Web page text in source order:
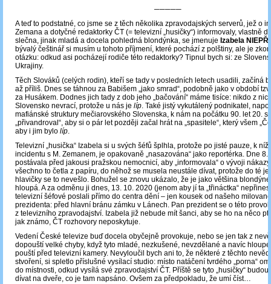
─────
A teď to podstatné, co jsme se z těch několika zpravodajských serverů, jež o
Zemana a dotyčné redaktorky ČT (= televizní „husičky“) informovaly, vlastně
slečna, jinak mladá a docela pohledná blondýnka, se jmenuje Izabela
bývalý češtinář si musím u tohoto příjmení, které pochází z polštiny, ale je
otázku: odkud asi pocházejí rodiče této redaktorky? Tipnul bych si: ze
Ukrajiny.
Těch Slováků (celých rodin), kteří se tady v posledních letech usadili, začíná
až příliš. Dnes se táhnou za Babišem „jako smrad“, podobně jako v období
za Husákem. Dodnes jich tady z dob jeho „bačování“ máme tisíce: nikdo z
Slovensko nevrací, protože u nás je líp. Také jistý vykutálený podnikatel,
mafiánské struktury mečiarovského Slovenska, k nám na počátku 90. let 20.
„přivandroval“, aby si o pár let později začal hrát na „spasitele“, který všem
aby i jim bylo líp.
Televizní „husička“ Izabela si u svých šéfů šplhla, protože po jisté pauze, k
incidentu s M. Zemanem, je opakovaně „nasazována“ jako reportérka. Dne 8.
postávala před jakousi pražskou nemocnicí, aby „informovala“ o vývoji nákazy
všechno to četla z papíru, do něhož se musela neustále dívat, protože do té
hlavičky se to nevešlo. Bohužel se znovu ukázalo, že je jako většina
hloupá. A za odměnu ji dnes, 13. 10. 2020 (jenom aby jí ta „třináctka“
televizní šéfové poslali přímo do centra dění – jen kousek od našeho
prezidenta: před hlavní bránu zámku v Lánech. Pan prezident se o této
z televizního zpravodajství. Izabela již nebude mít šanci, aby se ho na něco
jak známo, ČT rozhovory neposkytuje.
Vedení České televize buď docela obyčejně provokuje, nebo se jen tak z
dopouští velké chyby, když tyto mladé, nezkušené, nevzdělané a navíc hloupé
pouští před televizní kamery. Nevyloučil bych ani to, že některé z těchto
stvoření, si spletlo příslušné vysílací studio: místo natáčení tvrdého „porna“
do místnosti, odkud vysílá své zpravodajství ČT. Příště se tyto „husičky“
dívat na dveře, co je tam napsáno. Ovšem za předpokladu, že umí číst…